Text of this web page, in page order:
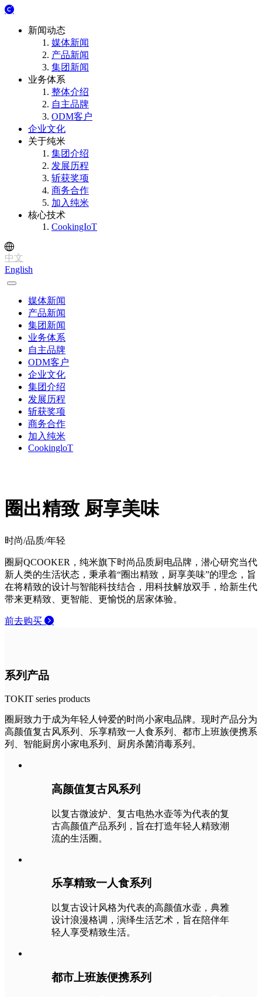
新闻动态
媒体新闻
产品新闻
集团新闻
业务体系
整体介绍
自主品牌
ODM客户
企业文化
关于纯米
集团介绍
发展历程
斩获奖项
商务合作
加入纯米
核心技术
CookingIoT
中文
English
媒体新闻
产品新闻
集团新闻
业务体系
自主品牌
ODM客户
企业文化
集团介绍
发展历程
斩获奖项
商务合作
加入纯米
CookingloT
圈出精致 厨享美味
时尚/品质/年轻
圈厨QCOOKER，纯米旗下时尚品质厨电品牌，潜心研究当代
新人类的生活状态，秉承着“圈出精致，厨享美味”的理念，旨
在将精致的设计与智能科技结合，用科技解放双手，给新生代
带来更精致、更智能、更愉悦的居家体验。
前去购买
系列产品
TOKIT series products
圈厨致力于成为年轻人钟爱的时尚小家电品牌。现时产品分为
高颜值复古风系列、乐享精致一人食系列、都市上班族便携系
列、智能厨房小家电系列、厨房杀菌消毒系列。
高颜值复古风系列
以复古微波炉、复古电热水壶等为代表的复
古高颜值产品系列，旨在打造年轻人精致潮
流的生活圈。
乐享精致一人食系列
以复古设计风格为代表的高颜值水壶，典雅
设计浪漫格调，演绎生活艺术，旨在陪伴年
轻人享受精致生活。
都市上班族便携系列